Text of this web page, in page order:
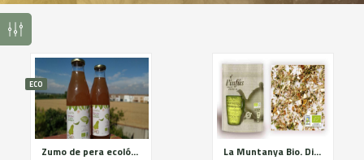
ECO
Zumo de pera ecológico Bio Golarde
La Muntanya Bio. Digestiva relajante y respiratoria. Cultivo ecológico certificado